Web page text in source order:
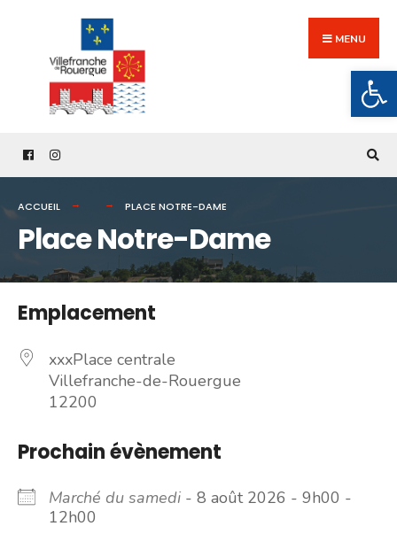
content
MENU
ACCUEIL PLACE NOTRE-DAME
Place Notre-Dame
Emplacement
xxxPlace centrale
Villefranche-de-Rouergue
12200
Prochain évènement
Marché du samedi - 8 août 2026 - 9h00 -
12h00